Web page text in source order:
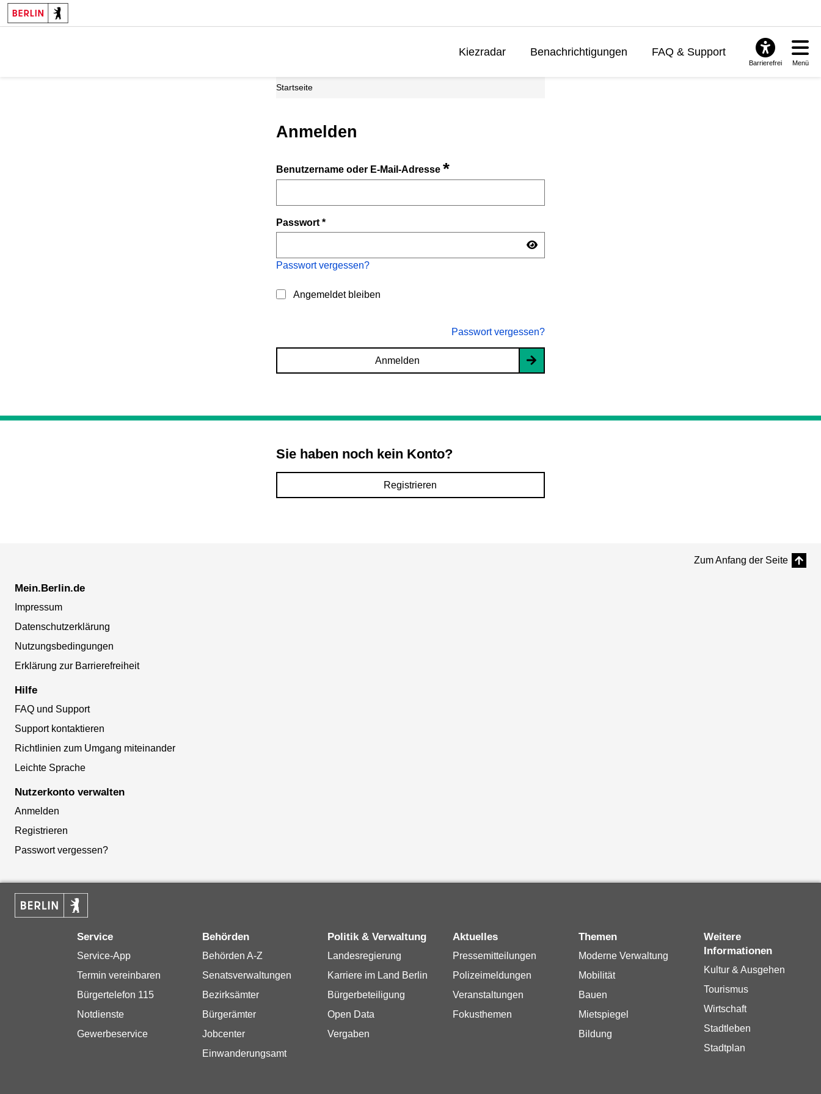
Kiezradar Benachrichtigungen FAQ & Support
Barrierefrei Menü
Startseite
Anmelden
Benutzername oder E-Mail-Adresse*
Passwort*
Passwort vergessen?
Angemeldet bleiben
Passwort vergessen?
Anmelden
Sie haben noch kein Konto?
Registrieren
Zum Anfang der Seite
Mein.Berlin.de
Impressum
Datenschutzerklärung
Nutzungsbedingungen
Erklärung zur Barrierefreiheit
Hilfe
FAQ und Support
Support kontaktieren
Richtlinien zum Umgang miteinander
Leichte Sprache
Nutzerkonto verwalten
Anmelden
Registrieren
Passwort vergessen?
Service
Service-App
Termin vereinbaren
Bürgertelefon 115
Notdienste
Gewerbeservice
Behörden
Behörden A-Z
Senatsverwaltungen
Bezirksämter
Bürgerämter
Jobcenter
Einwanderungsamt
Politik & Verwaltung
Landesregierung
Karriere im Land Berlin
Bürgerbeteiligung
Open Data
Vergaben
Aktuelles
Pressemitteilungen
Polizeimeldungen
Veranstaltungen
Fokusthemen
Themen
Moderne Verwaltung
Mobilität
Bauen
Mietspiegel
Bildung
Weitere
Informationen
Kultur & Ausgehen
Tourismus
Wirtschaft
Stadtleben
Stadtplan